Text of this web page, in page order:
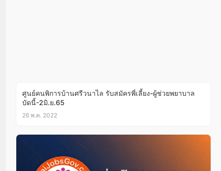
ศูนย์คนพิการบ้านศรีวนาไล รับสมัครพี่เลี้ยง-ผู้ช่วยพยาบาล
บัดนี้-2มิ.ย.65
26 พ.ค. 2022